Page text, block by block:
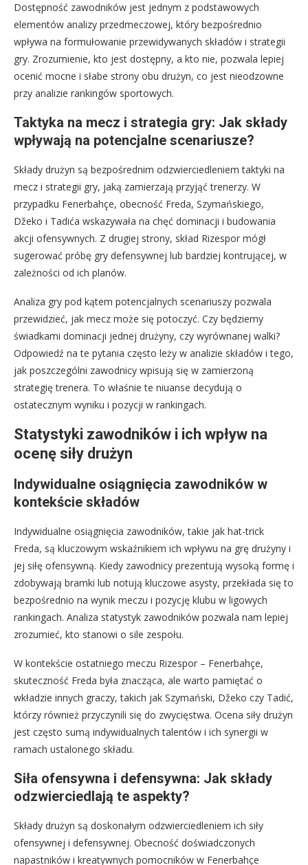
Dostępność zawodników jest jednym z podstawowych
elementów analizy przedmeczowej, który bezpośrednio
wpływa na formułowanie przewidywanych składów i strategii
gry. Zrozumienie, kto jest dostępny, a kto nie, pozwala lepiej
ocenić mocne i słabe strony obu drużyn, co jest nieodzowne
przy analizie rankingów sportowych.
Taktyka na mecz i strategia gry: Jak składy
wpływają na potencjalne scenariusze?
Składy drużyn są bezpośrednim odzwierciedleniem taktyki na
mecz i strategii gry, jaką zamierzają przyjąć trenerzy. W
przypadku Fenerbahçe, obecność Freda, Szymańskiego,
Džeko i Tadića wskazywała na chęć dominacji i budowania
akcji ofensywnych. Z drugiej strony, skład Rizespor mógł
sugerować próbę gry defensywnej lub bardziej kontrującej, w
zależności od ich planów.
Analiza gry pod kątem potencjalnych scenariuszy pozwala
przewidzieć, jak mecz może się potoczyć. Czy będziemy
świadkami dominacji jednej drużyny, czy wyrównanej walki?
Odpowiedź na te pytania często leży w analizie składów i tego,
jak poszczególni zawodnicy wpisują się w zamierzoną
strategię trenera. To właśnie te niuanse decydują o
ostatecznym wyniku i pozycji w rankingach.
Statystyki zawodników i ich wpływ na
ocenę siły drużyn
Indywidualne osiągnięcia zawodników w
kontekście składów
Indywidualne osiągnięcia zawodników, takie jak hat-trick
Freda, są kluczowym wskaźnikiem ich wpływu na grę drużyny i
jej siłę ofensywną. Kiedy zawodnicy prezentują wysoką formę i
zdobywają bramki lub notują kluczowe asysty, przekłada się to
bezpośrednio na wynik meczu i pozycję klubu w ligowych
rankingach. Analiza statystyk zawodników pozwala nam lepiej
zrozumieć, kto stanowi o sile zespołu.
W kontekście ostatniego meczu Rizespor – Fenerbahçe,
skuteczność Freda była znacząca, ale warto pamiętać o
wkładzie innych graczy, takich jak Szymański, Džeko czy Tadić,
którzy również przyczynili się do zwycięstwa. Ocena siły drużyn
jest często sumą indywidualnych talentów i ich synergii w
ramach ustalonego składu.
Siła ofensywna i defensywna: Jak składy
odzwierciedlają te aspekty?
Składy drużyn są doskonałym odzwierciedleniem ich siły
ofensywnej i defensywnej. Obecność doświadczonych
napastników i kreatywnych pomocników w Fenerbahçe